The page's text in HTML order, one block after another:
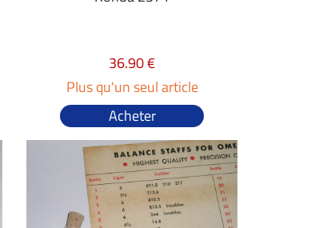
36.90 €
Plus qu'un seul article
Acheter